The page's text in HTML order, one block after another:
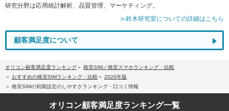
研究分野は応用統計解析、品質管理、マーケティング。
≫鈴木研究室についての詳細はこちら
顧客満足度について
オリコン顧客満足度ランキング
格安SIM／格安スマホランキング・比較
おすすめの格安SIMランキング・比較
2020年版
格安SIMの初期設定のしやすさランキング・口コミ情報
オリコン顧客満足度ランキング一覧